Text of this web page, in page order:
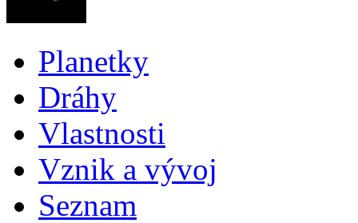
Planetky
Dráhy
Vlastnosti
Vznik a vývoj
Seznam